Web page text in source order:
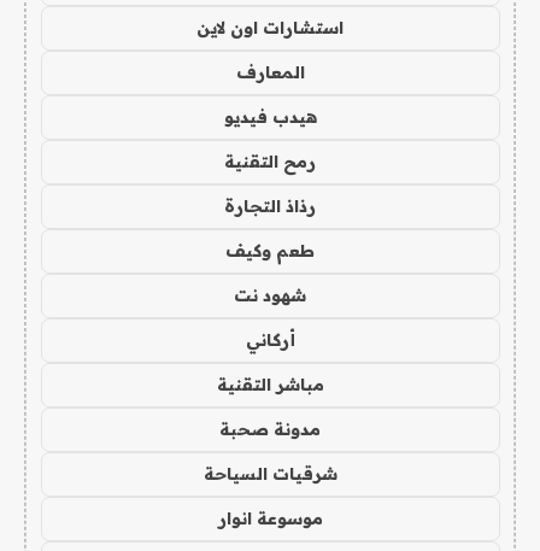
استشارات اون لاين
المعارف
هيدب فيديو
رمح التقنية
رذاذ التجارة
طعم وكيف
شهود نت
أركاني
مباشر التقنية
مدونة صحبة
شرقيات السياحة
موسوعة انوار